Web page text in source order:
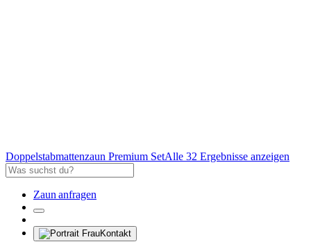
Doppelstabmattenzaun Premium SetAlle 32 Ergebnisse anzeigen
Zaun anfragen
Kontakt